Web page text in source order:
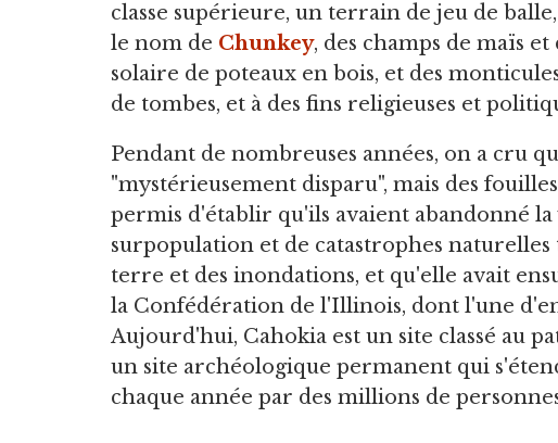
classe supérieure, un terrain de jeu de
le nom de Chunkey, des champs de maïs
solaire de poteaux en bois, et des
de tombes, et à des fins religieuses et
Pendant de nombreuses années, on a cru
"mystérieusement disparu", mais des
permis d'établir qu'ils avaient abandonné
surpopulation et de catastrophes
terre et des inondations, et qu'elle avait
la Confédération de l'Illinois, dont l'une
Aujourd'hui, Cahokia est un site classé au
un site archéologique permanent qui
chaque année par des millions de